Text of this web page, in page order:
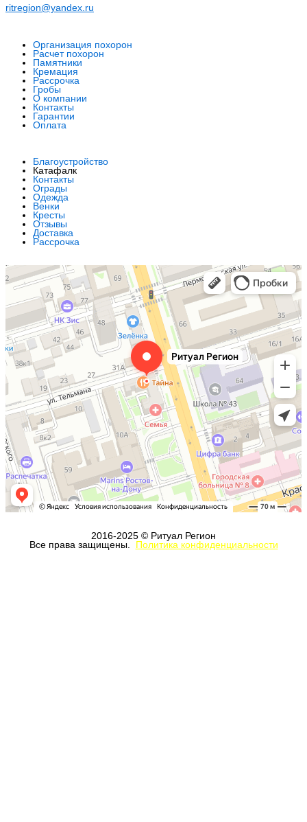
ritregion@yandex.ru
Организация похорон
Расчет похорон
Памятники
Кремация
Рассрочка
Гробы
О компании
Контакты
Гарантии
Оплата
Благоустройство
Катафалк
Контакты
Ограды
Одежда
Венки
Кресты
Отзывы
Доставка
Рассрочка
Ритуал Регион
Ритуальные услуги в Ростове‑на‑Дону
Ритуальные принадлежности в Ростове‑на‑Дону
2016-2025 © Ритуал Регион
Все права защищены.
Политика конфиденциальности